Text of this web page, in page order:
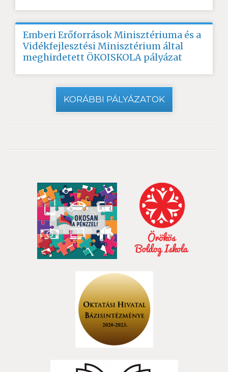
Emberi Erőforrások Minisztériuma és a
Vidékfejlesztési Minisztérium által
meghirdetett ÖKOISKOLA pályázat
KORÁBBI PÁLYÁZATOK